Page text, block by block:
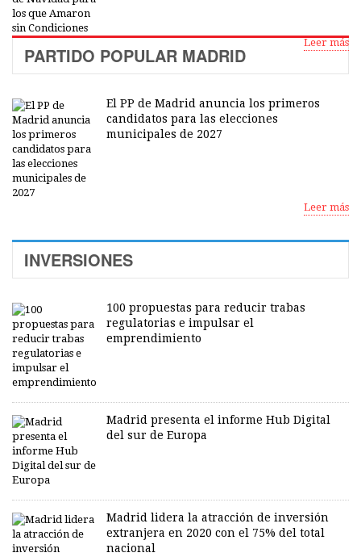
Leer más
PARTIDO POPULAR MADRID
El PP de Madrid anuncia los primeros
candidatos para las elecciones
municipales de 2027
Leer más
INVERSIONES
100 propuestas para reducir trabas
regulatorias e impulsar el
emprendimiento
Madrid presenta el informe Hub Digital
del sur de Europa
Madrid lidera la atracción de inversión
extranjera en 2020 con el 75% del total
nacional